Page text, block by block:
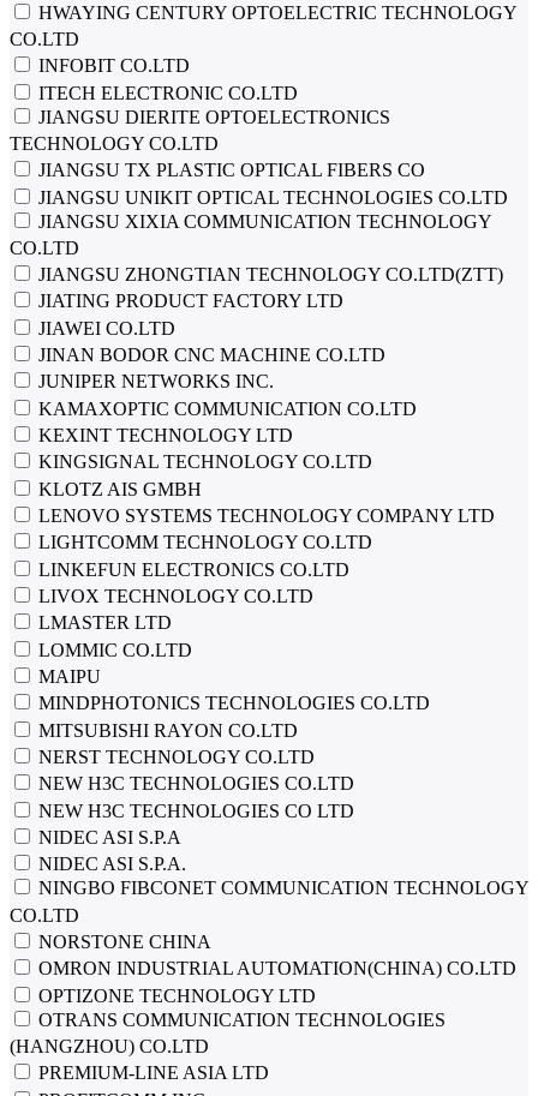
HWAYING CENTURY OPTOELECTRIC TECHNOLOGY
CO.LTD
INFOBIT CO.LTD
ITECH ELECTRONIC CO.LTD
JIANGSU DIERITE OPTOELECTRONICS
TECHNOLOGY CO.LTD
JIANGSU TX PLASTIC OPTICAL FIBERS CO
JIANGSU UNIKIT OPTICAL TECHNOLOGIES CO.LTD
JIANGSU XIXIA COMMUNICATION TECHNOLOGY
CO.LTD
JIANGSU ZHONGTIAN TECHNOLOGY CO.LTD(ZTT)
JIATING PRODUCT FACTORY LTD
JIAWEI CO.LTD
JINAN BODOR CNC MACHINE CO.LTD
JUNIPER NETWORKS INC.
KAMAXOPTIC COMMUNICATION CO.LTD
KEXINT TECHNOLOGY LTD
KINGSIGNAL TECHNOLOGY CO.LTD
KLOTZ AIS GMBH
LENOVO SYSTEMS TECHNOLOGY COMPANY LTD
LIGHTCOMM TECHNOLOGY CO.LTD
LINKEFUN ELECTRONICS CO.LTD
LIVOX TECHNOLOGY CO.LTD
LMASTER LTD
LOMMIC CO.LTD
MAIPU
MINDPHOTONICS TECHNOLOGIES CO.LTD
MITSUBISHI RAYON CO.LTD
NERST TECHNOLOGY CO.LTD
NEW H3C TECHNOLOGIES CO.LTD
NEW H3C TECHNOLOGIES CO LTD
NIDEC ASI S.P.A
NIDEC ASI S.P.A.
NINGBO FIBCONET COMMUNICATION TECHNOLOGY
CO.LTD
NORSTONE CHINA
OMRON INDUSTRIAL AUTOMATION(CHINA) CO.LTD
OPTIZONE TECHNOLOGY LTD
OTRANS COMMUNICATION TECHNOLOGIES
(HANGZHOU) CO.LTD
PREMIUM-LINE ASIA LTD